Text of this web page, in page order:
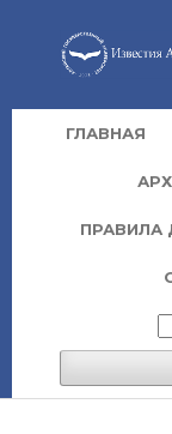
ГЛАВНАЯ
ПРАВИЛА